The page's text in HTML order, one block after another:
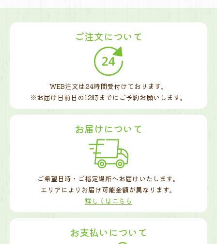
ご注文について
WEB注文は24時間受付けております。
※お届け日前日の12時までにご予約お願いします。
お届けについて
ご希望日時・ご指定場所へお届けいたします。
エリアによりお届け可能金額が異なります。
詳しくはこちら
お支払いについて